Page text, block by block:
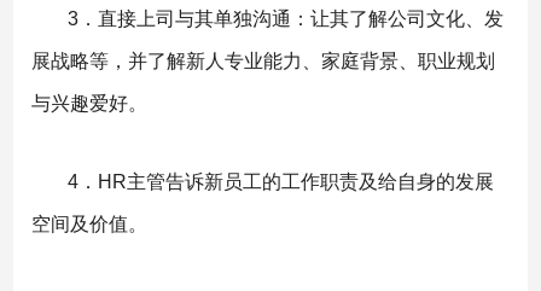
3．直接上司与其单独沟通：让其了解公司文化、发
展战略等，并了解新人专业能力、家庭背景、职业规划
与兴趣爱好。
4．HR主管告诉新员工的工作职责及给自身的发展
空间及价值。